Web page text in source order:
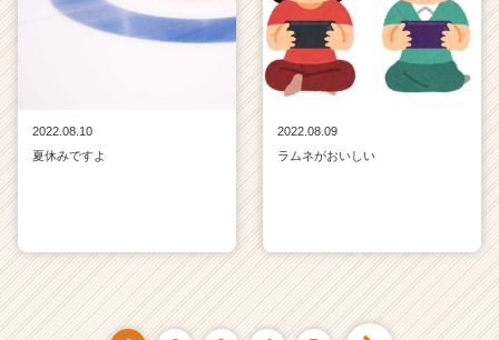
2022.08.10
夏休みですよ
2022.08.09
ラムネがおいしい